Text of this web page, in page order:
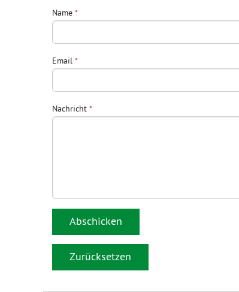
Name *
Email *
Nachricht *